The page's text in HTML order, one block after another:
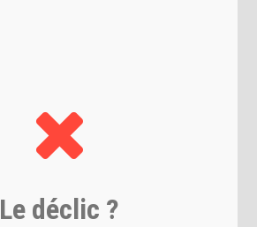
Le déclic ?